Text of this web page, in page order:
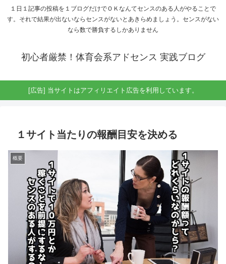
１日１記事の投稿を１ブログだけでＯＫなんてセンスのある人がやることで
す。それで結果が出ないならセンスがないとあきらめましょう。センスがない
なら数で勝負するしかありません
初心者厳禁！体育会系アドセンス 実践ブログ
[広告] 当サイトはアフィリエイト広告を利用しています。
１サイト当たりの報酬目安を決める
概要